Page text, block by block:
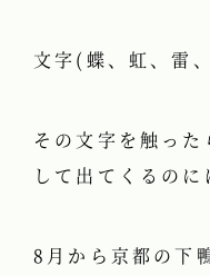
文字(蝶、虹、雷
その文字を触っ
して出てくるのに
8月から京都の下